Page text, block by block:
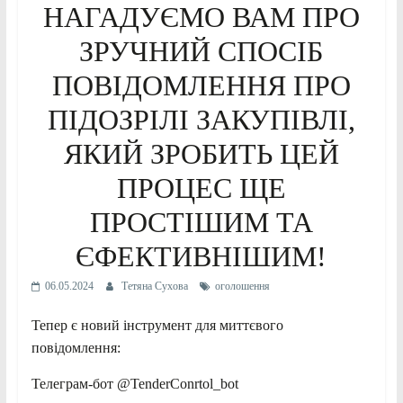
НАГАДУЄМО ВАМ ПРО
ЗРУЧНИЙ СПОСІБ
ПОВІДОМЛЕННЯ ПРО
ПІДОЗРІЛІ ЗАКУПІВЛІ,
ЯКИЙ ЗРОБИТЬ ЦЕЙ
ПРОЦЕС ЩЕ
ПРОСТІШИМ ТА
ЄФЕКТИВНІШИМ!
06.05.2024 Тетяна Сухова оголошення
Тепер є новий інструмент для миттєвого
повідомлення:
Телеграм-бот @TenderConrtol_bot